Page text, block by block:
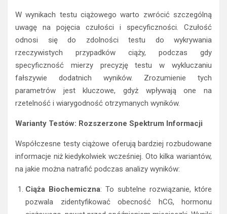
W wynikach testu ciążowego warto zwrócić szczególną
uwagę na pojęcia czułości i specyficzności. Czułość
odnosi się do zdolności testu do wykrywania
rzeczywistych przypadków ciąży, podczas gdy
specyficzność mierzy precyzję testu w wykluczaniu
fałszywie dodatnich wyników. Zrozumienie tych
parametrów jest kluczowe, gdyż wpływają one na
rzetelność i wiarygodność otrzymanych wyników.
Warianty Testów: Rozszerzone Spektrum Informacji
Współczesne testy ciążowe oferują bardziej rozbudowane
informacje niż kiedykolwiek wcześniej. Oto kilka wariantów,
na jakie można natrafić podczas analizy wyników:
Ciąża Biochemiczna: To subtelne rozwiązanie, które
pozwala zidentyfikować obecność hCG, hormonu